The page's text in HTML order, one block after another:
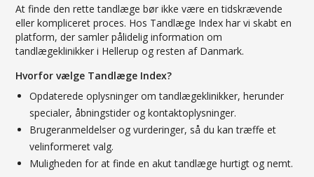
At finde den rette tandlæge bør ikke være en tidskrævende
eller kompliceret proces. Hos Tandlæge Index har vi skabt en
platform, der samler pålidelig information om
tandlægeklinikker i Hellerup og resten af Danmark.
Hvorfor vælge Tandlæge Index?
Opdaterede oplysninger om tandlægeklinikker, herunder
specialer, åbningstider og kontaktoplysninger.
Brugeranmeldelser og vurderinger, så du kan træffe et
velinformeret valg.
Muligheden for at finde en akut tandlæge hurtigt og nemt.